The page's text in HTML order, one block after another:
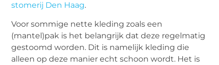
stomerij Den Haag.
Voor sommige nette kleding zoals een
(mantel)pak is het belangrijk dat deze regelmatig
gestoomd worden. Dit is namelijk kleding die
alleen op deze manier echt schoon wordt. Het is